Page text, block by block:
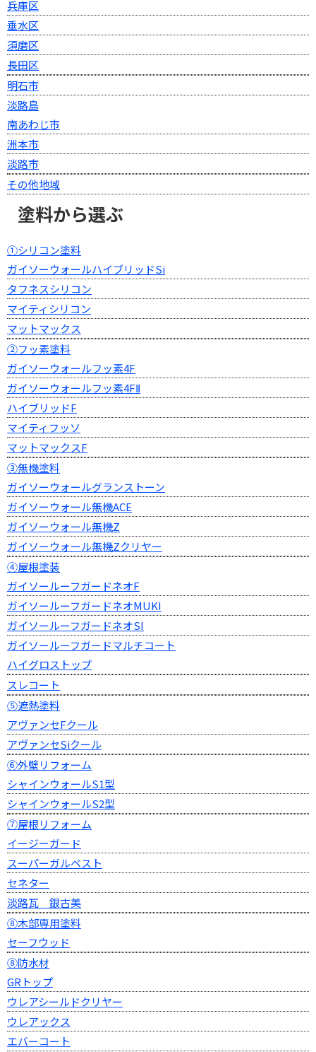
兵庫区
垂水区
須磨区
長田区
明石市
淡路島
南あわじ市
洲本市
淡路市
その他地域
塗料から選ぶ
①シリコン塗料
ガイソーウォールハイブリッドSi
タフネスシリコン
マイティシリコン
マットマックス
②フッ素塗料
ガイソーウォールフッ素4F
ガイソーウォールフッ素4FⅡ
ハイブリッドF
マイティフッソ
マットマックスF
③無機塗料
ガイソーウォールグランストーン
ガイソーウォール無機ACE
ガイソーウォール無機Z
ガイソーウォール無機Zクリヤー
④屋根塗装
ガイソールーフガードネオF
ガイソールーフガードネオMUKI
ガイソールーフガードネオSI
ガイソールーフガードマルチコート
ハイグロストップ
スレコート
⑤遮熱塗料
アヴァンセFクール
アヴァンセSiクール
⑥外壁リフォーム
シャインウォールS1型
シャインウォールS2型
⑦屋根リフォーム
イージーガード
スーパーガルベスト
セネター
淡路瓦 銀古美
⑧木部専用塗料
セーフウッド
⑧防水材
GRトップ
ウレアシールドクリヤー
ウレアックス
エバーコート